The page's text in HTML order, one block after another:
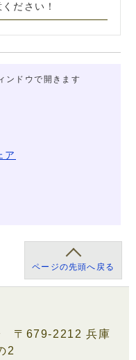
ださい！
ンドウで開きます
ア
ページの先頭へ戻る
〒679-2212 兵庫
2